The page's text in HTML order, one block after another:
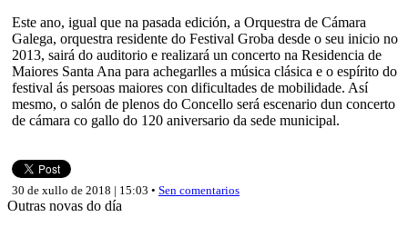
Este ano, igual que na pasada edición, a Orquestra de Cámara
Galega, orquestra residente do Festival Groba desde o seu inicio no
2013, sairá do auditorio e realizará un concerto na Residencia de
Maiores Santa Ana para achegarlles a música clásica e o espírito do
festival ás persoas maiores con dificultades de mobilidade. Así
mesmo, o salón de plenos do Concello será escenario dun concerto
de cámara co gallo do 120 aniversario da sede municipal.
30 de xullo de 2018 | 15:03 • Sen comentarios
Outras novas do día